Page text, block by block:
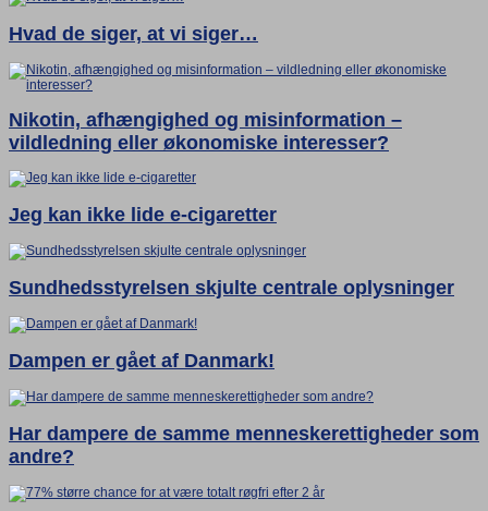
Hvad de siger, at vi siger…
Nikotin, afhængighed og misinformation –
vildledning eller økonomiske interesser?
Jeg kan ikke lide e-cigaretter
Sundhedsstyrelsen skjulte centrale oplysninger
Dampen er gået af Danmark!
Har dampere de samme menneskerettigheder som
andre?